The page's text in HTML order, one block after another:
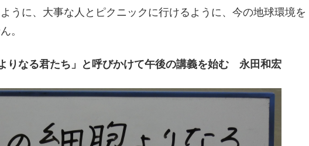
うに、大事な人とピクニックに行けるように、今の地球環境を
。
りなる君たち」と呼びかけて午後の講義を始む 永田和宏